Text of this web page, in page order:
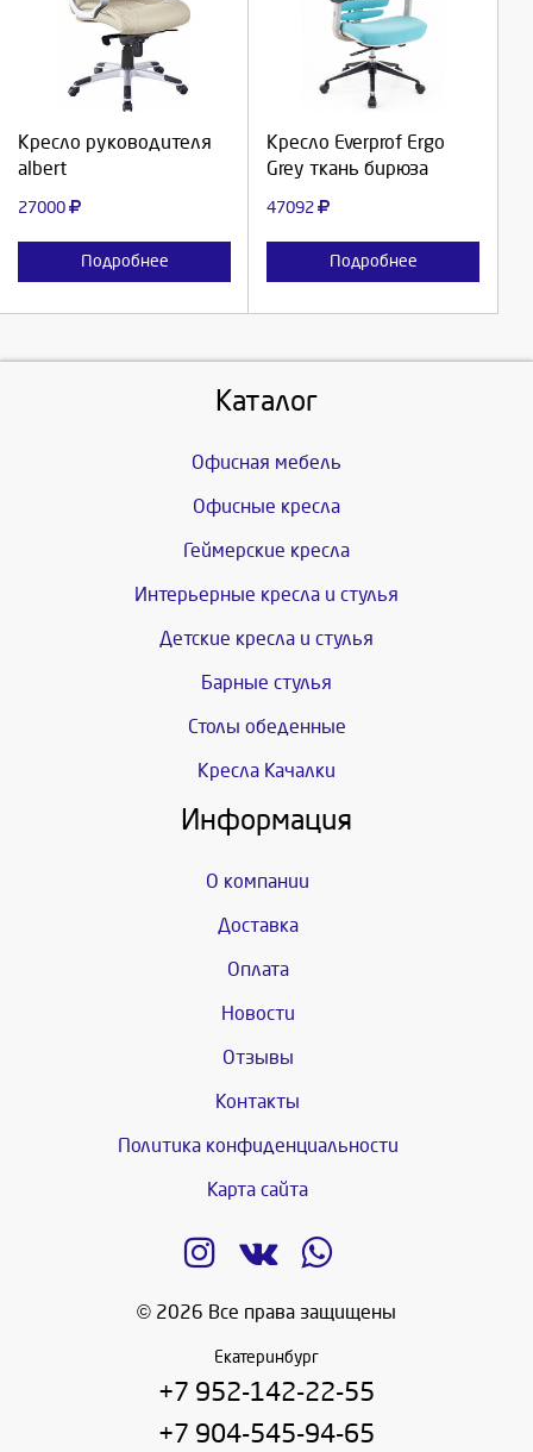
Кресло руководителя
albert
27000
Подробнее
Выберите количество:
Кресло Everprof Ergo
Grey ткань бирюза
47092
Подробнее
Выберите количество:
Отмена
Каталог
Офисная мебель
Офисные кресла
Геймерские кресла
Интерьерные кресла и стулья
Детские кресла и стулья
Барные стулья
Столы обеденные
Кресла Качалки
Информация
О компании
Доставка
Оплата
Новости
Отзывы
Контакты
Политика конфиденциальности
Карта сайта
© 2026 Все права защищены
Екатеринбург
+7 952-142-22-55
+7 904-545-94-65